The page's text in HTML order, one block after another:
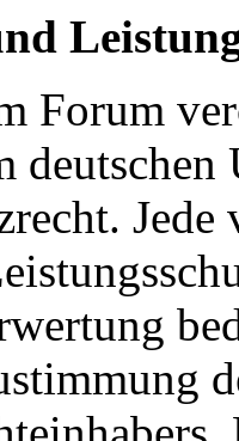
Forum
deutschen
Jede